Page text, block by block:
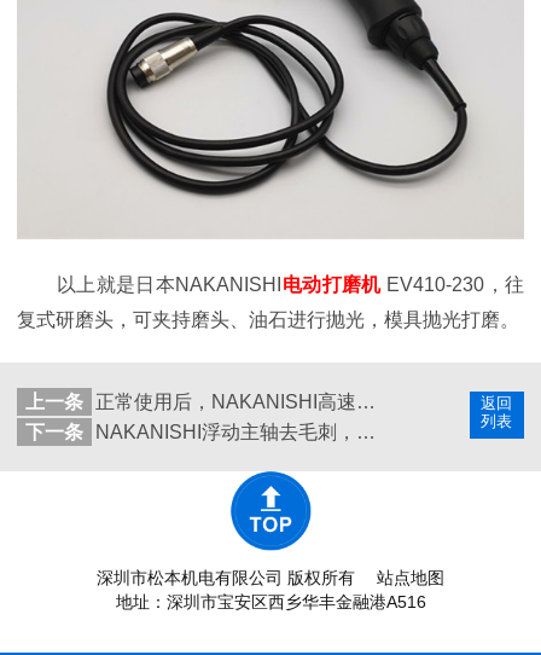
以上就是日本NAKANISHI 电动打磨机 EV410-230，往
复式研磨头，可夹持磨头、油石进行抛光，模具抛光打磨。
返回
列表
上一条
正常使用后，NAKANISHI高速主轴控制器E7报警如何解决？
下一条
NAKANISHI浮动主轴去毛刺，用电动还是气动效果好？
深圳市松本机电有限公司 版权所有 站点地图
地址：深圳市宝安区西乡华丰金融港A516